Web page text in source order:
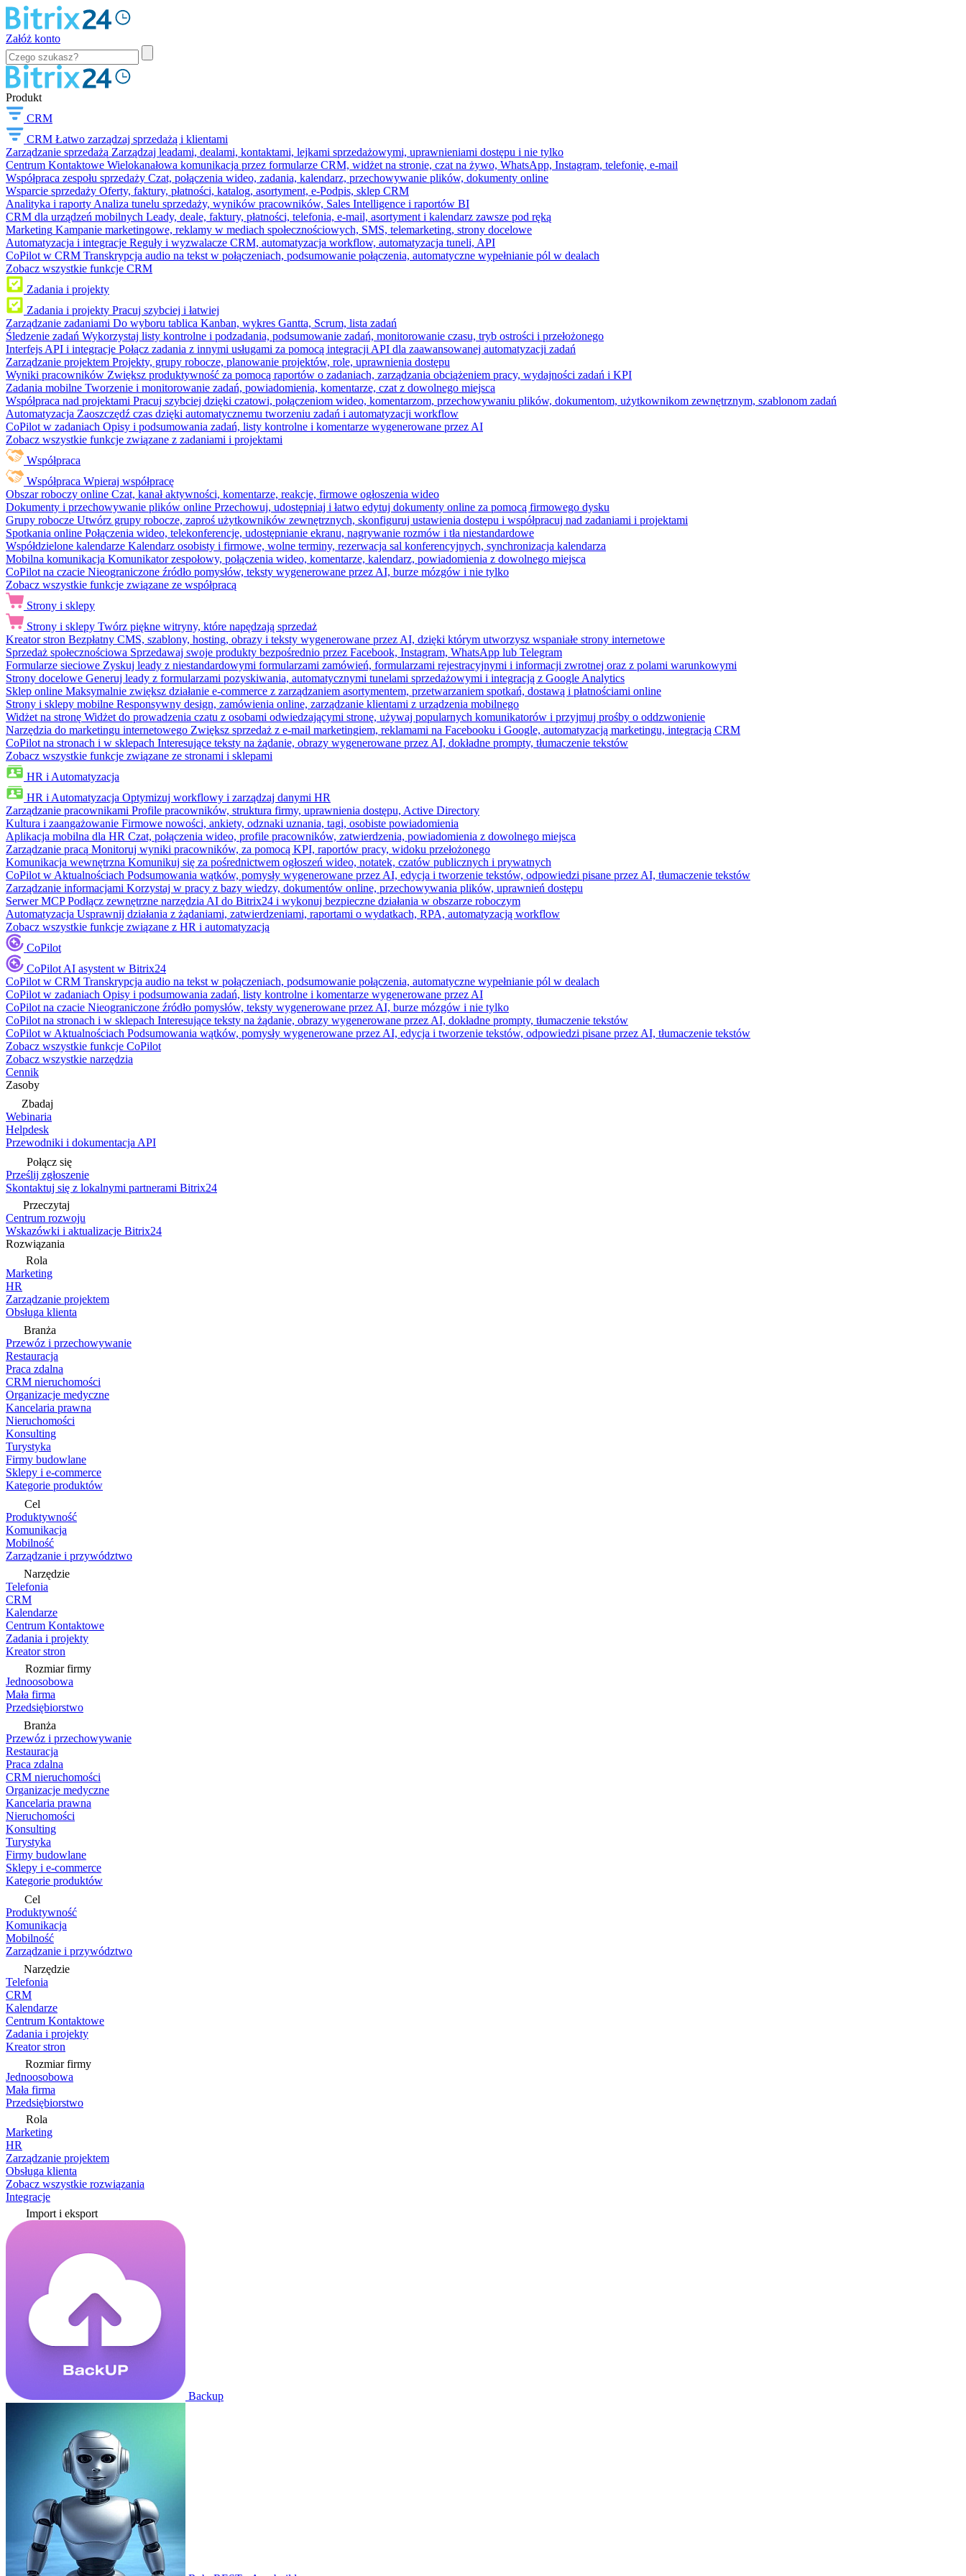
Załóż konto
Produkt
CRM
CRM Łatwo zarządzaj sprzedażą i klientami
Zarządzanie sprzedażą Zarządzaj leadami, dealami, kontaktami, lejkami sprzedażowymi, uprawnieniami dostępu i nie tylko
Centrum Kontaktowe Wielokanałowa komunikacja przez formularze CRM, widżet na stronie, czat na żywo, WhatsApp, Instagram, telefonię, e-mail
Współpraca zespołu sprzedaży Czat, połączenia wideo, zadania, kalendarz, przechowywanie plików, dokumenty online
Wsparcie sprzedaży Oferty, faktury, płatności, katalog, asortyment, e-Podpis, sklep CRM
Analityka i raporty Analiza tunelu sprzedaży, wyników pracowników, Sales Intelligence i raportów BI
CRM dla urządzeń mobilnych Leady, deale, faktury, płatności, telefonia, e-mail, asortyment i kalendarz zawsze pod ręką
Marketing Kampanie marketingowe, reklamy w mediach społecznościowych, SMS, telemarketing, strony docelowe
Automatyzacja i integracje Reguły i wyzwalacze CRM, automatyzacja workflow, automatyzacja tuneli, API
CoPilot w CRM Transkrypcja audio na tekst w połączeniach, podsumowanie połączenia, automatyczne wypełnianie pól w dealach
Zobacz wszystkie funkcje CRM
Zadania i projekty
Zadania i projekty Pracuj szybciej i łatwiej
Zarządzanie zadaniami Do wyboru tablica Kanban, wykres Gantta, Scrum, lista zadań
Śledzenie zadań Wykorzystaj listy kontrolne i podzadania, podsumowanie zadań, monitorowanie czasu, tryb ostrości i przełożonego
Interfejs API i integracje Połącz zadania z innymi usługami za pomocą integracji API dla zaawansowanej automatyzacji zadań
Zarządzanie projektem Projekty, grupy robocze, planowanie projektów, role, uprawnienia dostępu
Wyniki pracowników Zwiększ produktywność za pomocą raportów o zadaniach, zarządzania obciążeniem pracy, wydajności zadań i KPI
Zadania mobilne Tworzenie i monitorowanie zadań, powiadomienia, komentarze, czat z dowolnego miejsca
Współpraca nad projektami Pracuj szybciej dzięki czatowi, połączeniom wideo, komentarzom, przechowywaniu plików, dokumentom, użytkownikom zewnętrznym, szablonom zadań
Automatyzacja Zaoszczędź czas dzięki automatycznemu tworzeniu zadań i automatyzacji workflow
CoPilot w zadaniach Opisy i podsumowania zadań, listy kontrolne i komentarze wygenerowane przez AI
Zobacz wszystkie funkcje związane z zadaniami i projektami
Współpraca
Współpraca Wpieraj współpracę
Obszar roboczy online Czat, kanał aktywności, komentarze, reakcje, firmowe ogłoszenia wideo
Dokumenty i przechowywanie plików online Przechowuj, udostępniaj i łatwo edytuj dokumenty online za pomocą firmowego dysku
Grupy robocze Utwórz grupy robocze, zaproś użytkowników zewnętrznych, skonfiguruj ustawienia dostępu i współpracuj nad zadaniami i projektami
Spotkania online Połączenia wideo, telekonferencje, udostępnianie ekranu, nagrywanie rozmów i tła niestandardowe
Współdzielone kalendarze Kalendarz osobisty i firmowe, wolne terminy, rezerwacja sal konferencyjnych, synchronizacja kalendarza
Mobilna komunikacja Komunikator zespołowy, połączenia wideo, komentarze, kalendarz, powiadomienia z dowolnego miejsca
CoPilot na czacie Nieograniczone źródło pomysłów, teksty wygenerowane przez AI, burze mózgów i nie tylko
Zobacz wszystkie funkcje związane ze współpracą
Strony i sklepy
Strony i sklepy Twórz piękne witryny, które napędzają sprzedaż
Kreator stron Bezpłatny CMS, szablony, hosting, obrazy i teksty wygenerowane przez AI, dzięki którym utworzysz wspaniałe strony internetowe
Sprzedaż społecznościowa Sprzedawaj swoje produkty bezpośrednio przez Facebook, Instagram, WhatsApp lub Telegram
Formularze sieciowe Zyskuj leady z niestandardowymi formularzami zamówień, formularzami rejestracyjnymi i informacji zwrotnej oraz z polami warunkowymi
Strony docelowe Generuj leady z formularzami pozyskiwania, automatycznymi tunelami sprzedażowymi i integracją z Google Analytics
Sklep online Maksymalnie zwiększ działanie e-commerce z zarządzaniem asortymentem, przetwarzaniem spotkań, dostawą i płatnościami online
Strony i sklepy mobilne Responsywny design, zamówienia online, zarządzanie klientami z urządzenia mobilnego
Widżet na stronę Widżet do prowadzenia czatu z osobami odwiedzającymi stronę, używaj popularnych komunikatorów i przyjmuj prośby o oddzwonienie
Narzędzia do marketingu internetowego Zwiększ sprzedaż z e-mail marketingiem, reklamami na Facebooku i Google, automatyzacją marketingu, integracją CRM
CoPilot na stronach i w sklepach Interesujące teksty na żądanie, obrazy wygenerowane przez AI, dokładne prompty, tłumaczenie tekstów
Zobacz wszystkie funkcje związane ze stronami i sklepami
HR i Automatyzacja
HR i Automatyzacja Optymizuj workflowy i zarządzaj danymi HR
Zarządzanie pracownikami Profile pracowników, struktura firmy, uprawnienia dostępu, Active Directory
Kultura i zaangażowanie Firmowe nowości, ankiety, odznaki uznania, tagi, osobiste powiadomienia
Aplikacja mobilna dla HR Czat, połączenia wideo, profile pracowników, zatwierdzenia, powiadomienia z dowolnego miejsca
Zarządzanie pracą Monitoruj wyniki pracowników, za pomocą KPI, raportów pracy, widoku przełożonego
Komunikacja wewnętrzna Komunikuj się za pośrednictwem ogłoszeń wideo, notatek, czatów publicznych i prywatnych
CoPilot w Aktualnościach Podsumowania wątków, pomysły wygenerowane przez AI, edycja i tworzenie tekstów, odpowiedzi pisane przez AI, tłumaczenie tekstów
Zarządzanie informacjami Korzystaj w pracy z bazy wiedzy, dokumentów online, przechowywania plików, uprawnień dostępu
Serwer MCP Podłącz zewnętrzne narzędzia AI do Bitrix24 i wykonuj bezpieczne działania w obszarze roboczym
Automatyzacja Usprawnij działania z żądaniami, zatwierdzeniami, raportami o wydatkach, RPA, automatyzacją workflow
Zobacz wszystkie funkcje związane z HR i automatyzacją
CoPilot
CoPilot AI asystent w Bitrix24
CoPilot w CRM Transkrypcja audio na tekst w połączeniach, podsumowanie połączenia, automatyczne wypełnianie pól w dealach
CoPilot w zadaniach Opisy i podsumowania zadań, listy kontrolne i komentarze wygenerowane przez AI
CoPilot na czacie Nieograniczone źródło pomysłów, teksty wygenerowane przez AI, burze mózgów i nie tylko
CoPilot na stronach i w sklepach Interesujące teksty na żądanie, obrazy wygenerowane przez AI, dokładne prompty, tłumaczenie tekstów
CoPilot w Aktualnościach Podsumowania wątków, pomysły wygenerowane przez AI, edycja i tworzenie tekstów, odpowiedzi pisane przez AI, tłumaczenie tekstów
Zobacz wszystkie funkcje CoPilot
Zobacz wszystkie narzędzia
Cennik
Zasoby
Zbadaj
Webinaria
Helpdesk
Przewodniki i dokumentacja API
Połącz się
Prześlij zgłoszenie
Skontaktuj się z lokalnymi partnerami Bitrix24
Przeczytaj
Centrum rozwoju
Wskazówki i aktualizacje Bitrix24
Rozwiązania
Rola
Marketing
HR
Zarządzanie projektem
Obsługa klienta
Branża
Przewóz i przechowywanie
Restauracja
Praca zdalna
CRM nieruchomości
Organizacje medyczne
Kancelaria prawna
Nieruchomości
Konsulting
Turystyka
Firmy budowlane
Sklepy i e-commerce
Kategorie produktów
Cel
Produktywność
Komunikacja
Mobilność
Zarządzanie i przywództwo
Narzędzie
Telefonia
CRM
Kalendarze
Centrum Kontaktowe
Zadania i projekty
Kreator stron
Rozmiar firmy
Jednoosobowa
Mała firma
Przedsiębiorstwo
Branża
Przewóz i przechowywanie
Restauracja
Praca zdalna
CRM nieruchomości
Organizacje medyczne
Kancelaria prawna
Nieruchomości
Konsulting
Turystyka
Firmy budowlane
Sklepy i e-commerce
Kategorie produktów
Cel
Produktywność
Komunikacja
Mobilność
Zarządzanie i przywództwo
Narzędzie
Telefonia
CRM
Kalendarze
Centrum Kontaktowe
Zadania i projekty
Kreator stron
Rozmiar firmy
Jednoosobowa
Mała firma
Przedsiębiorstwo
Rola
Marketing
HR
Zarządzanie projektem
Obsługa klienta
Zobacz wszystkie rozwiązania
Integracje
Import i eksport
Backup